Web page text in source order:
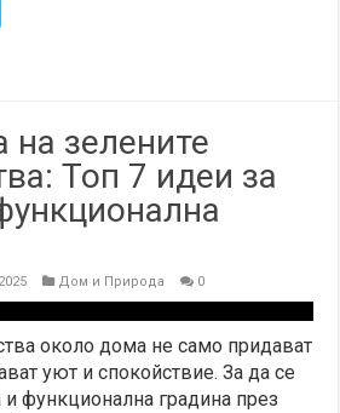
зелените
Топ 7 идеи за
Дом и Природа 0
около дома не само придават
уют и спокойствие. За да се
и функционална градина през